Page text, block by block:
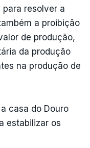
resolver a
a proibição
de produção,
da produção
na produção de
casa do Douro
estabilizar os